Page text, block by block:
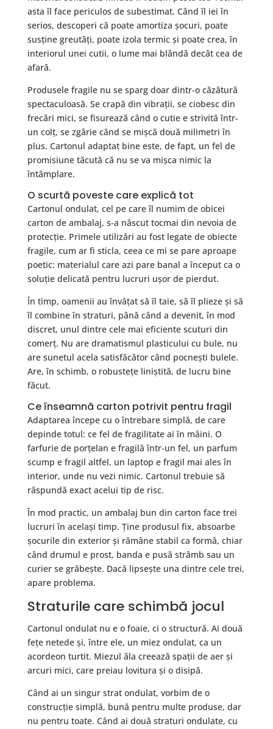
asta îl face periculos de subestimat. Când îl iei în
serios, descoperi că poate amortiza șocuri, poate
susține greutăți, poate izola termic și poate crea, în
interiorul unei cutii, o lume mai blândă decât cea de
afară.
Produsele fragile nu se sparg doar dintr-o căzătură
spectaculoasă. Se crapă din vibrații, se ciobesc din
frecări mici, se fisurează când o cutie e strivită într-
un colț, se zgârie când se mișcă două milimetri în
plus. Cartonul adaptat bine este, de fapt, un fel de
promisiune tăcută că nu se va mișca nimic la
întâmplare.
O scurtă poveste care explică tot
Cartonul ondulat, cel pe care îl numim de obicei
carton de ambalaj, s-a născut tocmai din nevoia de
protecție. Primele utilizări au fost legate de obiecte
fragile, cum ar fi sticla, ceea ce mi se pare aproape
poetic: materialul care azi pare banal a început ca o
soluție delicată pentru lucruri ușor de pierdut.
În timp, oamenii au învățat să îl taie, să îl plieze și să
îl combine în straturi, până când a devenit, în mod
discret, unul dintre cele mai eficiente scuturi din
comerț. Nu are dramatismul plasticului cu bule, nu
are sunetul acela satisfăcător când pocnești bulele.
Are, în schimb, o robustețe liniștită, de lucru bine
făcut.
Ce înseamnă carton potrivit pentru fragil
Adaptarea începe cu o întrebare simplă, de care
depinde totul: ce fel de fragilitate ai în mâini. O
farfurie de porțelan e fragilă într-un fel, un parfum
scump e fragil altfel, un laptop e fragil mai ales în
interior, unde nu vezi nimic. Cartonul trebuie să
răspundă exact acelui tip de risc.
În mod practic, un ambalaj bun din carton face trei
lucruri în același timp. Ține produsul fix, absoarbe
șocurile din exterior și rămâne stabil ca formă, chiar
când drumul e prost, banda e pusă strâmb sau un
curier se grăbește. Dacă lipsește una dintre cele trei,
apare problema.
Straturile care schimbă jocul
Cartonul ondulat nu e o foaie, ci o structură. Ai două
fețe netede și, între ele, un miez ondulat, ca un
acordeon turtit. Miezul ăla creează spații de aer și
arcuri mici, care preiau lovitura și o disipă.
Când ai un singur strat ondulat, vorbim de o
construcție simplă, bună pentru multe produse, dar
nu pentru toate. Când ai două straturi ondulate, cu